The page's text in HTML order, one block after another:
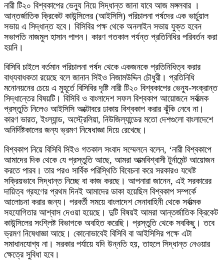
নারী টি২০ বিশ্বকাপের ভেন্যু নিয়ে সিদ্ধান্ত জানা যাবে আজ মঙ্গলবার ।
আন্তর্জাতিক ক্রিকেট কাউন্সিলের (আইসিসি) পরিচালনা পর্ষদের এক ভার্চুয়াল
সভায় এ সিদ্ধান্ত হবে। বিসিবির পক্ষ থেকে অনলাইন সভায় যুক্ত হবেন
সভাপতি নাজমুল হাসান পাপন। কারণ গতকাল পর্যন্ত প্রতিনিধির পরিবর্তন করা
হয়নি।
বিসিবি চাইলে বর্তমান পরিচালনা পর্ষদ থেকে একজনকে প্রতিনিধিত্ব করার
বাধ্যবাধকতা রয়েছে বলে জানান সিইও নিজামউদ্দিন চৌধুরী। প্রতিনিধি
মনোনয়নের চেয়ে এ মুহূর্তে বিসিবির দৃষ্টি নারী টি২০ বিশ্বকাপের ভেন্যু-সংক্রান্ত
সিদ্ধান্তের বিষয়টি। বিসিবি ও বাংলাদেশ সফল বিশ্বকাপ আয়োজনে সর্বাত্মক
প্রস্তুতি নিলেও আইসিসি অক্টোবরে ঢাকায় বিশ্বকাপ করার ঝুঁকি নেবে না।
কারণ ভারত, ইংল্যান্ড, অস্ট্রেলিয়া, নিউজিল্যান্ডের মতো দেশগুলো বাংলাদেশে
অনির্দিষ্টকালের জন্য ভ্রমণ নিষেধাজ্ঞা দিয়ে রেখেছে।
বিশ্বকাপ নিয়ে বিসিবি সিইও গতকাল সংবাদ সম্মেলনে বলেন, ‘নারী বিশ্বকাপে
আমাদের দিক থেকে যে প্রস্তুতি আছে, আমরা আত্মবিশ্বাসী টুর্নামেন্ট আয়োজন
করতে পারব। তার পরও সার্বিক পরিস্থিতি বিবেচনা করে সরকারও যথেষ্ট
সক্রিয়ভাবে সিদ্ধান্ত নিচ্ছে বা কাজ করছে। আপনারা জানেন, এই সরকারের
দায়িত্ব গ্রহণের প্রথম দিনই আমাদের ডাকা হয়েছিল বিশ্বকাপ সম্পর্কে
আলোচনা করার জন্য। পরবর্তী সময়ে বাংলাদেশ সেনাবাহিনী থেকে সর্বাত্মক
সহযোগিতার আশ্বাস দেওয়া হয়েছে। দুটি বিষয়ই আমরা আন্তর্জাতিক ক্রিকেট
কাউন্সিলের সংশ্লিষ্ট বিভাগকে অবহিত করেছি। প্রস্তুতি থেকে সবকিছু। তবে
ভ্রমণ নিষেধাজ্ঞা আছে। কোনোভাবেই বিসিবি বা আইসিসির পক্ষে এটা
সমাধানযোগ্য না। সরকার পর্যায়ে যদি উন্নতি হয়, তাহলে সিদ্ধান্ত নেওয়ার
ক্ষেত্রে সুবিধা হবে।